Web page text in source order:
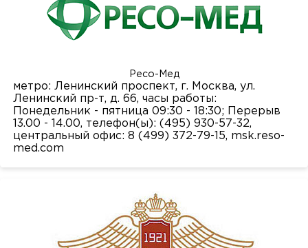
Ресо-Мед
метро: Ленинский проспект, г. Москва, ул.
Ленинский пр-т, д. 66, часы работы:
Понедельник - пятница 09:30 - 18:30; Перерыв
13.00 - 14.00, телефон(ы): (495) 930-57-32,
центральный офис: 8 (499) 372-79-15, msk.reso-
med.com